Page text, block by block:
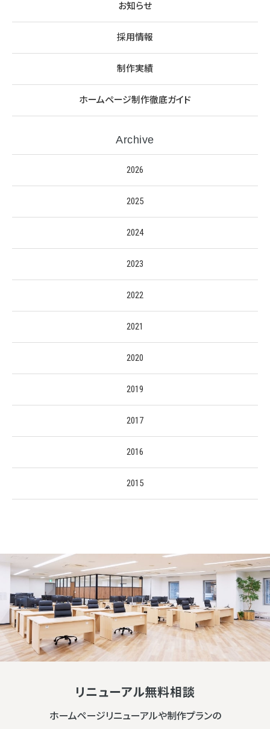
お知らせ
採用情報
制作実績
ホームページ制作徹底ガイド
Archive
2026
2025
2024
2023
2022
2021
2020
2019
2017
2016
2015
リニューアル無料相談
ホームページリニューアルや制作プランの